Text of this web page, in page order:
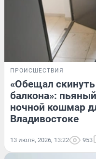
ПРОИСШЕСТВИЯ
«Обещал
балкона»:
ночной кошмар
Владивостоке
13 июля, 2026, 13:22 953